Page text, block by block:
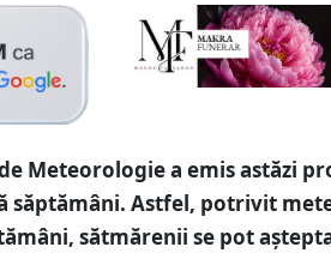
Meteorologie a emis astăzi
săptămâni. Astfel, potrivit
sătmărenii se pot